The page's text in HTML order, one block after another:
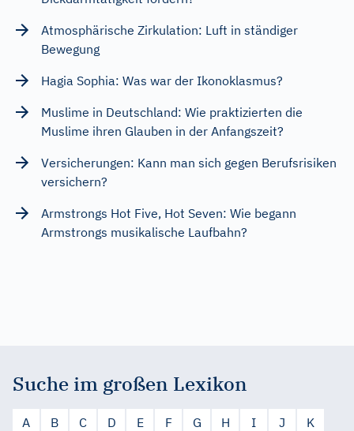
Atmosphärische Zirkulation: Luft in ständiger
Bewegung
Hagia Sophia: Was war der Ikonoklasmus?
Muslime in Deutschland: Wie praktizierten die
Muslime ihren Glauben in der Anfangszeit?
Versicherungen: Kann man sich gegen Berufsrisiken
versichern?
Armstrongs Hot Five, Hot Seven: Wie begann
Armstrongs musikalische Laufbahn?
Suche im großen Lexikon
A B C D E F G H I J
K